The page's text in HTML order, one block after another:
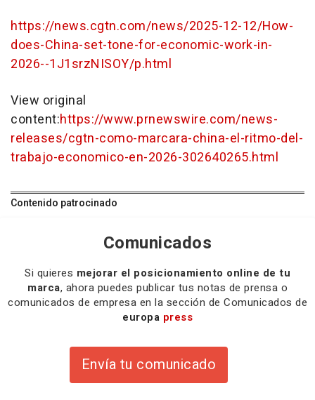
https://news.cgtn.com/news/2025-12-12/How-
does-China-set-tone-for-economic-work-in-
2026--1J1srzNISOY/p.html
View original
content:https://www.prnewswire.com/news-
releases/cgtn-como-marcara-china-el-ritmo-del-
trabajo-economico-en-2026-302640265.html
Contenido patrocinado
Comunicados
Si quieres mejorar el posicionamiento online de tu
marca, ahora puedes publicar tus notas de prensa o
comunicados de empresa en la sección de Comunicados de
europa press
Envía tu comunicado